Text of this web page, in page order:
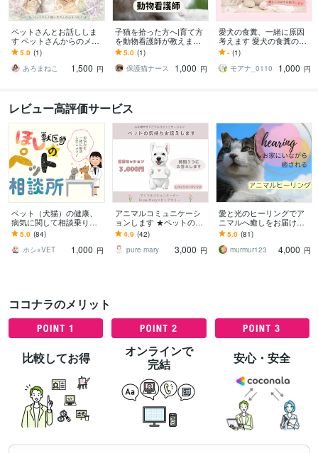
ペットさんとお話ししま
す ペットさんからのメッ
セージをお届けします
5.0 (1)
あろまねこ
1,500 円
子猫を拾った方へ|育て方
を動物看護師が教えます
動物看護師が丁寧にアド
バイスします
5.0 (1)
保護猫ナース
1,000 円
愛犬の食糞、一緒に原因
考えます 愛犬の食糞のお
悩み、優しくお聞きしま
す
- (1)
モアナ_0110
1,000 円
レビュー高評価サービス
ペット（犬猫）の健康、
病気に関して相談乗りま
す 現役獣医師が飼い主様
の気になることにお答え
します
5.0 (84)
ホシ⭐︎VET
1,000 円
アニマルコミュニケーシ
ョンします ★ペットの気
持ちをやさしくお伝えし
ます
4.9 (42)
pure mary
3,000 円
愛と光のヒーリングでア
ニマルへ癒しをお届けし
ます 世界７０か国に広が
り科学的にも証明されて
いる遠隔ヒーリング
5.0 (81)
murmur123
4,000 円
ココナラのメリット
比較してお得
オンラインで
完結
安心・安全